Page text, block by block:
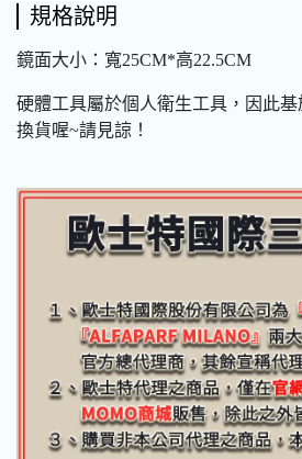
規格說明
鏡面大小：寬25CM*高22.5CM
硬體工具屬於個人衛生工具，因此
換貨喔~請見諒！